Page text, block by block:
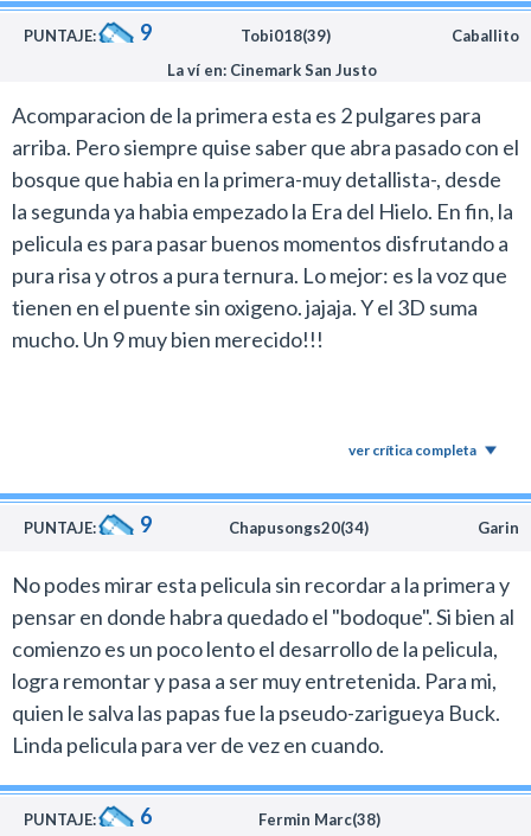
PUNTAJE: 9 Tobi018(39)
Caballito
La ví en: Cinemark San Justo
Acomparacion de la primera esta es 2 pulgares para
arriba. Pero siempre quise saber que abra pasado con el
bosque que habia en la primera-muy detallista-, desde
la segunda ya habia empezado la Era del Hielo. En fin, la
pelicula es para pasar buenos momentos disfrutando a
pura risa y otros a pura ternura. Lo mejor: es la voz que
tienen en el puente sin oxigeno. jajaja. Y el 3D suma
mucho. Un 9 muy bien merecido!!!
ver crítica completa
PUNTAJE: 9 Chapusongs20(34) Garin
No podes mirar esta pelicula sin recordar a la primera y
pensar en donde habra quedado el "bodoque". Si bien al
comienzo es un poco lento el desarrollo de la pelicula,
logra remontar y pasa a ser muy entretenida. Para mi,
quien le salva las papas fue la pseudo-zarigueya Buck.
Linda pelicula para ver de vez en cuando.
PUNTAJE: 6
Fermin Marc(38)